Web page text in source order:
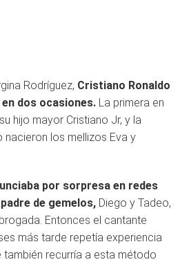
Rodríguez, Cristiano Ronaldo
dos ocasiones. La primera en
hijo mayor Cristiano Jr, y la
nacieron los mellizos Eva y
por sorpresa en redes
de gemelos, Diego y Tadeo,
Entonces el cantante
más tarde repetía experiencia
también recurría a esta método